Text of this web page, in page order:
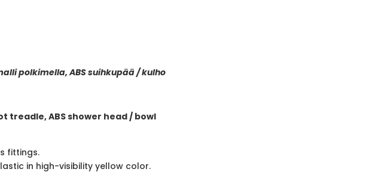
polkimella, ABS suihkupää / kulho
treadle, ABS shower head / bowl
fittings.
in high-visibility yellow color.